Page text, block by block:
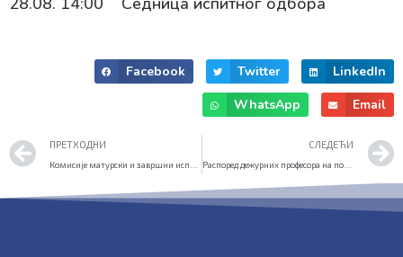
Facebook Twitter
LinkedIn
WhatsApp
Email
Prev
ПРЕТХОДНИ СЛЕДЕЋИ
Распоред дежурних професора на полагању матурског испита